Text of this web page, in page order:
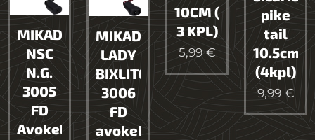
MIKADO
NSC
N.G.
3005
FD
Avokela
MIKADO
LADY
BIXLITE
3006
FD
avokela
10CM (
3 KPL)
5,99€
pike
tail
10.5cm
(4kpl)
9,99€